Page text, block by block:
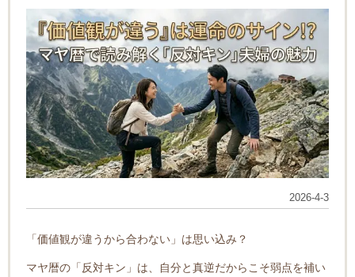
2026-4-3
「価値観が違うから合わない」は思い込み？
マヤ暦の「反対キン」は、自分と真逆だからこそ弱点を補い